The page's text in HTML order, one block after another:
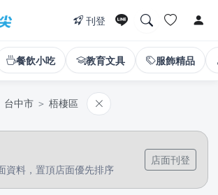
刊登
餐飲小吃 教育文具 服飾精品
台中市 ＞ 梧棲區
資料，置頂店面優先排序
店面刊登